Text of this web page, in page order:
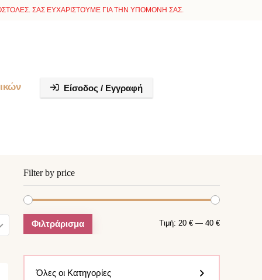
ΣΑΣ ΕΥΧΑΡΙΣΤΟΥΜΕ ΓΙΑ ΤΗΝ ΥΠΟΜΟΝΗ ΣΑΣ.
Είσοδος / Εγγραφή
Filter by price
Φιλτράρισμα Τιμή: 20 € — 40 €
Όλες οι Κατηγορίες